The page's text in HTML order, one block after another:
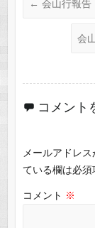
← 会山行報
会
コメント
メールアドレス
ている欄は必須
コメント ※